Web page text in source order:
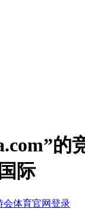
的
际
会体育官网登录